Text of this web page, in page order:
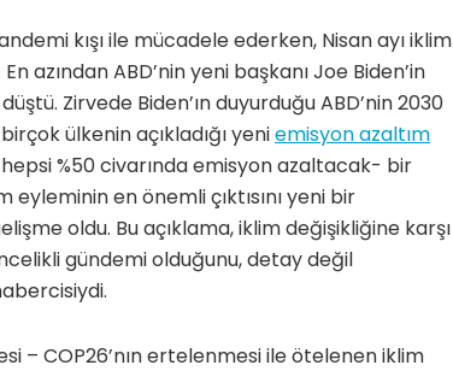
kışı ile mücadele ederken, Nisan ayı iklim
azından ABD’nin yeni başkanı Joe Biden’in
Zirvede Biden’ın duyurduğu ABD’nin 2030
ülkenin açıkladığı yeniemisyon azaltım
%50 civarında emisyon azaltacak- bir
eyleminin en önemli çıktısını yeni bir
oldu. Bu açıklama, iklim değişikliğine karşı
gündemi olduğunu, detay değil
– COP26’nın ertelenmesi ile ötelenen iklim